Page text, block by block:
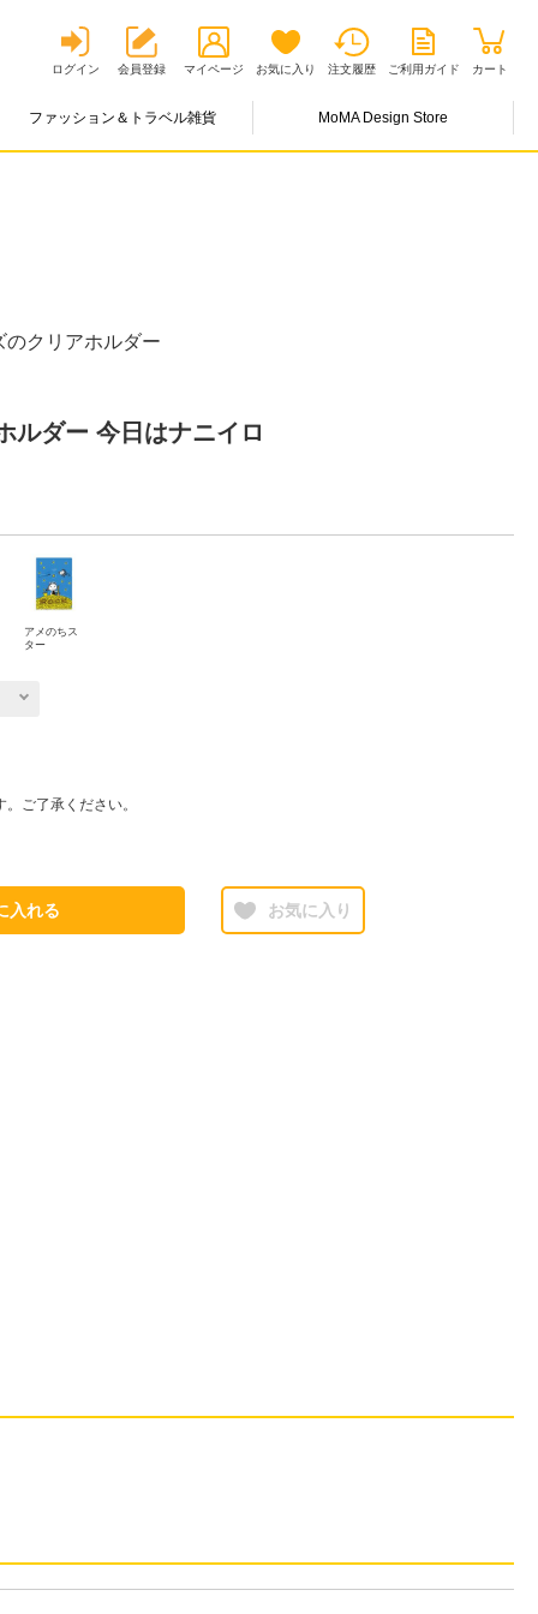
ログイン 会員登録 マイページ お気に入り 注文履歴 ご利用ガイド カート
ファッション＆トラベル雑貨 MoMA Design Store
クリアホルダー
ルダー 今日はナニイロ
アメのちス
ター
ご了承ください。
入れる お気に入り